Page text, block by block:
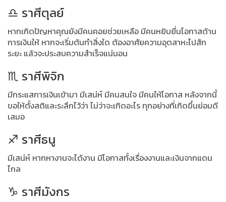
♎️ ราศีตุลย์
หากเกิดปัญหาคุณยังมีคนคอยช่วยเหลือ มีคนหยิบยื่นโอกาสด้าน
การเงินให้ หากจะเริ่มต้นทำสิ่งใด ต้องอาศัยความอุตสาหะไปสัก
ระยะ แล้วจะประสบความสำเร็จแน่นอน
♏️ ราศีพิจิก
มีกระแสการเงินเข้ามา มีเสน่ห์ มีคนสนใจ มีคนให้โอกาส หลังจากนี้
ขอให้ตั้งสติและระลึกไว้ว่า ไม่ว่าจะเกิดอะไร ทุกอย่างที่เกิดขึ้นย่อมดี
เสมอ
♐️ ราศีธนู
มีเสน่ห์ หากหางานจะได้งาน มีโอกาสทั้งเรื่องงานและเงินจากแดน
ไกล
♑️ ราศีมังกร